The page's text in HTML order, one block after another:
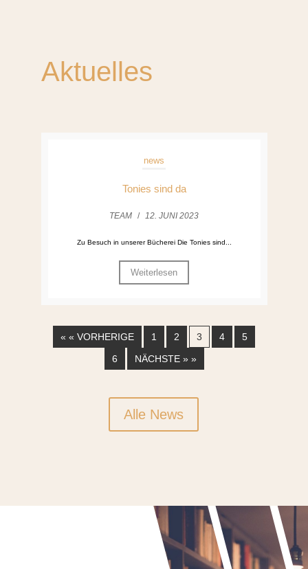
Aktuelles
news
Tonies sind da
TEAM / 12. JUNI 2023
Zu Besuch in unserer Bücherei Die Tonies sind...
Weiterlesen
« « VORHERIGE 1 2 3 4
5
6
NÄCHSTE » »
Alle News